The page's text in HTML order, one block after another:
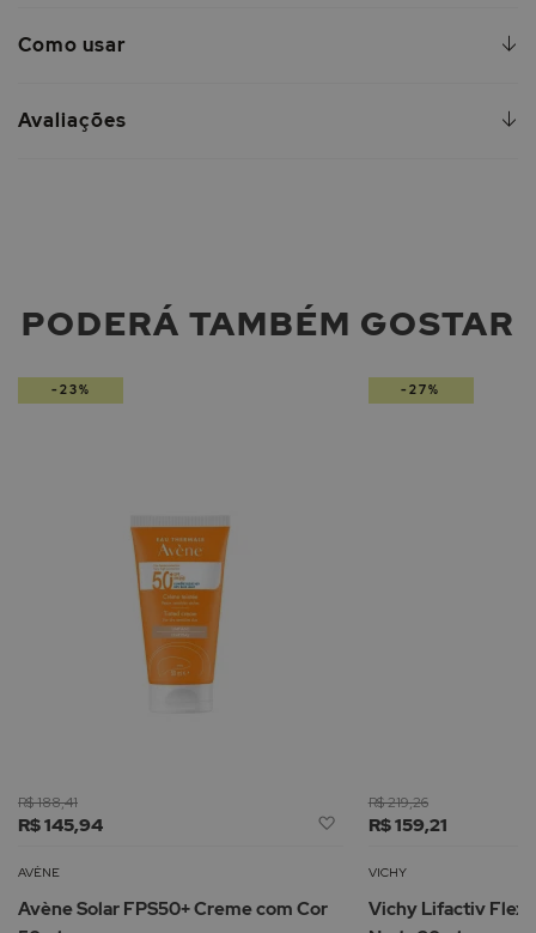
Como usar
Avaliações
PODERÁ TAMBÉM GOSTAR
R$ 145,94
R$ 188,41
Adicionar
Lista
Desejos
AVÈNE
Avène Solar FPS50+ Creme com Cor
-23%
R$ 159,21
R$ 219,26
VICHY
Vichy Lifactiv
-27%